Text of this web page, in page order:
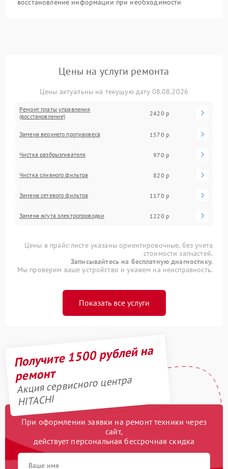
восстановление информации при необходимости
Цены на услуги ремонта
Цены актуальны на текущую дату 08.08.2026
Ремонт платы управления
(восстановление)
2420 р
Замена верхнего противовеса 1570 р
Чистка разбрызгивателя 970 р
Чистка сливного фильтра 820 р
Замена сетевого фильтра 1170 р
Замена жгута электропроводки 1220 р
Цены в прайс-листе указаны ориентировочные, без учета
стоимости запчастей.
Записывайтесь на бесплатную диагностику.
Мы проверим ваше устройство и укажем на неисправность.
Показать все услуги
Получите 1500 рублей на
ремонт
Акция сервисного центра
HITACHI
При оформлении заявки на ремонт техники через
сайт,
действует персональная бессрочная скидка